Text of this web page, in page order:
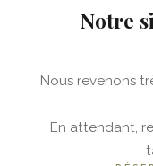
Notre
Nous revenons
En attendant,